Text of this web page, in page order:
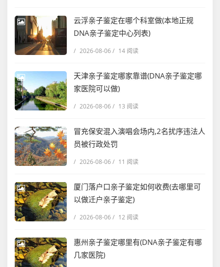
云浮亲子鉴定在哪个科室做(本地正规
DNA亲子鉴定中心列表)
/ 2026-08-06/ 14 阅读
天津亲子鉴定哪家靠谱(DNA亲子鉴定哪
家医院可以做)
/ 2026-08-06/ 13 阅读
冒充保安混入演唱会场内,2名扰序违法人
员被行政处罚
/ 2026-08-06/ 11 阅读
厦门落户口亲子鉴定如何收费(去哪里可
以做迁户亲子鉴定)
/ 2026-08-06/ 12 阅读
惠州亲子鉴定哪里有(DNA亲子鉴定有哪
几家医院)